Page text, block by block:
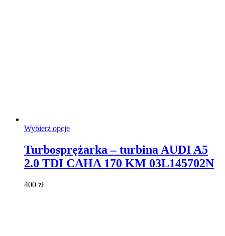
Wybierz opcjeTen
wiele
wariantów.
Turbosprężarka – turbina AUDI A5
2.0 TDI CAHA 170 KM 03L145702N
400 zł